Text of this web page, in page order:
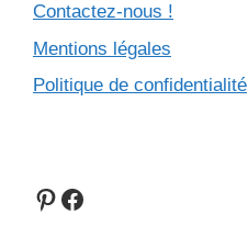
Contactez-nous !
Mentions légales
Politique de confidentialité
Pinterest
Facebook